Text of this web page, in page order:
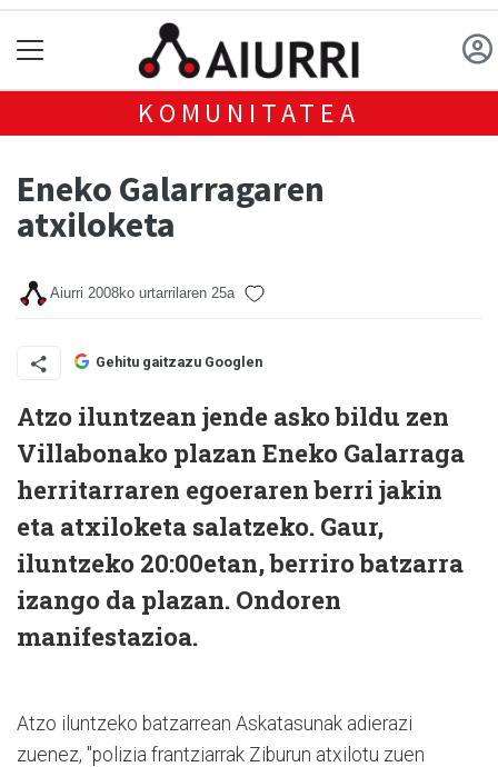
KOMUNITATEA
Eneko Galarragaren
atxiloketa
Aiurri 2008ko urtarrilaren 25a
Gehitu gaitzazu Googlen
Atzo iluntzean jende asko bildu zen
Villabonako plazan Eneko Galarraga
herritarraren egoeraren berri jakin
eta atxiloketa salatzeko. Gaur,
iluntzeko 20:00etan, berriro batzarra
izango da plazan. Ondoren
manifestazioa.
Atzo iluntzeko batzarrean Askatasunak adierazi
zuenez, "polizia frantziarrak Ziburun atxilotu zuen